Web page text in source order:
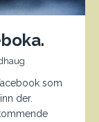
som
der.